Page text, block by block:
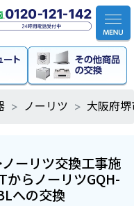
ノーリツ 大阪府
ーリツ交換工事施
からノーリツGQH-
への交換